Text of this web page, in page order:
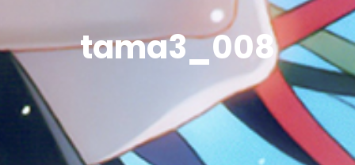
tama3_008